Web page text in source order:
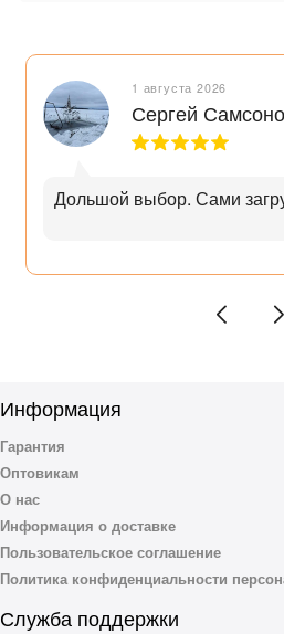
1 августа 2026
Сергей
Дольшой выбор. Сами
Информация
Гарантия
Оптовикам
О нас
Информация о доставке
Пользовательское соглашение
Политика конфиденциальности
Служба поддержки